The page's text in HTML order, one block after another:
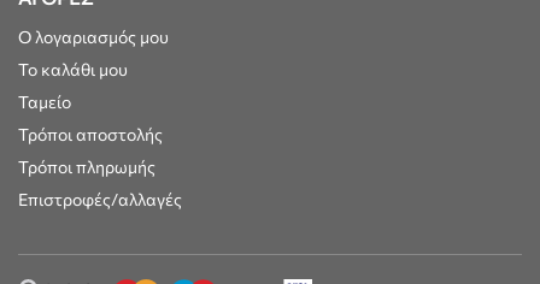
Ο λογαριασμός μου
Το καλάθι μου
Ταμείο
Τρόποι αποστολής
Τρόποι πληρωμής
Επιστροφές/αλλαγές